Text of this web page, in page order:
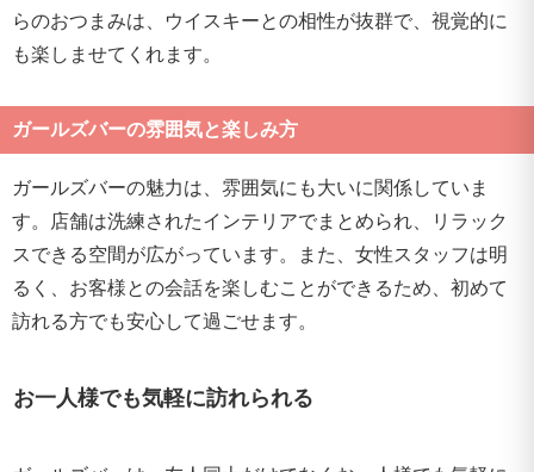
らのおつまみは、ウイスキーとの相性が抜群で、視覚的に
も楽しませてくれます。
ガールズバーの雰囲気と楽しみ方
ガールズバーの魅力は、雰囲気にも大いに関係していま
す。店舗は洗練されたインテリアでまとめられ、リラック
スできる空間が広がっています。また、女性スタッフは明
るく、お客様との会話を楽しむことができるため、初めて
訪れる方でも安心して過ごせます。
お一人様でも気軽に訪れられる